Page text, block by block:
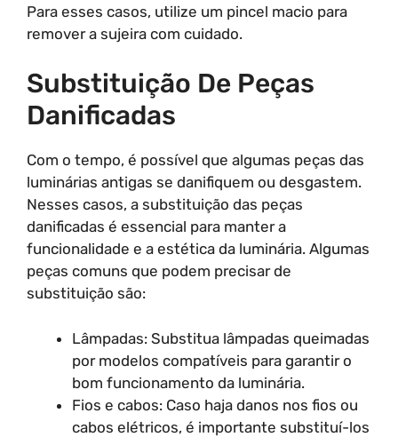
Para esses casos, utilize um pincel macio para
remover a sujeira com cuidado.
Substituição De Peças
Danificadas
Com o tempo, é possível que algumas peças das
luminárias antigas se danifiquem ou desgastem.
Nesses casos, a substituição das peças
danificadas é essencial para manter a
funcionalidade e a estética da luminária. Algumas
peças comuns que podem precisar de
substituição são:
Lâmpadas: Substitua lâmpadas queimadas
por modelos compatíveis para garantir o
bom funcionamento da luminária.
Fios e cabos: Caso haja danos nos fios ou
cabos elétricos, é importante substituí-los